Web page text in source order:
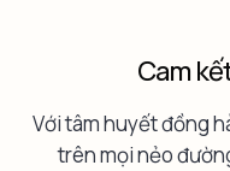
Cam
Với tâm huyết đồng
trên mọi nẻo